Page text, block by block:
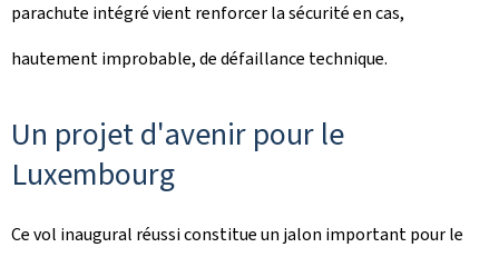
parachute intégré vient renforcer la sécurité en cas,
hautement improbable, de défaillance technique.
Un projet d'avenir pour le
Luxembourg
Ce vol inaugural réussi constitue un jalon important pour le